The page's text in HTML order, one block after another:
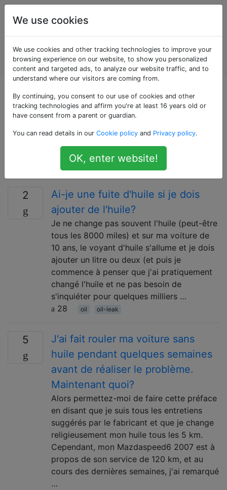
Entretien et
réparation
de
véhicules
automobiles
Account
Questions marquées
«oil-leak»
Questions sur l'identification, la localisation et la
réparation des fuites d'huile d'un moteur, d'une boîte
de vitesses ou d'un différentiel
2
Ai-je une fuite d'huile si je dois
ajouter de l'huile?
Je ne change pas souvent l'huile (peut-être
tous les 8000 miles) et sur ma voiture de
10 ans, le voyant d'huile s'allume et je dois
ajouter un litre ou deux (et puis je
commence à penser que j'ai pratiquement
changé l'huile et ne pas besoin de
s'inquiéter pour quelques milliers …
28
oil oil-leak
5
J'ai fait rouler ma voiture sans
huile pendant quelques semaines
avant de réaliser le problème.
Maintenant quoi?
Alors permettez-moi de faire cette préface
en disant que je suis tous les entretiens
suggérés par le fabricant et que je change
religieusement mon huile tous les 5 km.
Cependant, mon Mazdaspeed6 2007 est à
propos de son service de 120 km, et au
cours des dernières semaines, j'ai remarqué
…
We use cookies
We use cookies and other tracking technologies to improve your
browsing experience on our website, to show you personalized
content and targeted ads, to analyze our website traffic, and to
understand where our visitors are coming from.
By continuing, you consent to our use of cookies and other
tracking technologies and affirm you're at least 16 years old or
have consent from a parent or guardian.
You can read details in our Cookie policy and Privacy policy.
OK, enter website!